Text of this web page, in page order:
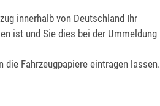
innerhalb von Deutschland Ihr
ist und Sie dies bei der Ummeldung
Fahrzeugpapiere eintragen lassen.